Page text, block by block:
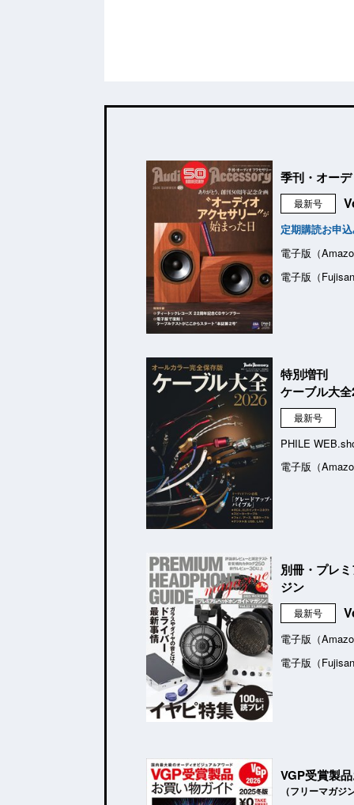
季刊・オー
最新号
定期購読お申
電子版（
電子版（
特別増刊
ケーブル大
最新号
PHILE
電子版（
別冊・プレ
ジン
最新号
電子版（
電子版（
VGP受賞製
（フリーマガジ